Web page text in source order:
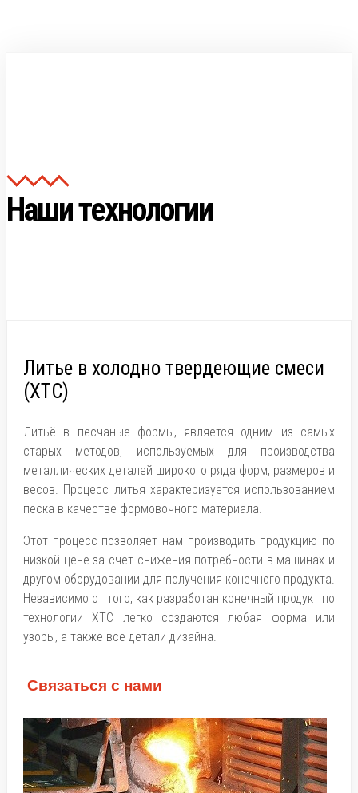
Наши технологии
Литье в холодно твердеющие смеси
(ХТС)
Литьё в песчаные формы, является одним из самых
старых методов, используемых для производства
металлических деталей широкого ряда форм, размеров и
весов. Процесс литья характеризуется использованием
песка в качестве формовочного материала.
Этот процесс позволяет нам производить продукцию по
низкой цене за счет снижения потребности в машинах и
другом оборудовании для получения конечного продукта.
Независимо от того, как разработан конечный продукт по
технологии ХТС легко создаются любая форма или
узоры, а также все детали дизайна.
Связаться с нами